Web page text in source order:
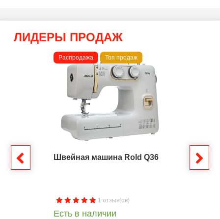
ЛИДЕРЫ ПРОДАЖ
Распродажа Топ продаж
Швейная машина Rold Q36
1 отзыв(ов)
Есть в наличии